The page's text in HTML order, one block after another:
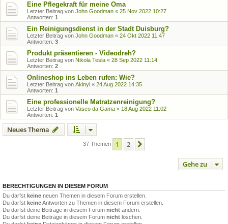
Eine Pflegekraft für meine Oma
Letzter Beitrag von John Goodman « 25 Nov 2022 10:27
Antworten: 1
Ein Reinigungsdienst in der Stadt Duisburg?
Letzter Beitrag von John Goodman « 24 Okt 2022 11:47
Antworten: 3
Produkt präsentieren - Videodreh?
Letzter Beitrag von Nikola Tesla « 28 Sep 2022 11:14
Antworten: 2
Onlineshop ins Leben rufen: Wie?
Letzter Beitrag von Akinyi « 24 Aug 2022 14:35
Antworten: 1
Eine professionelle Matratzenreinigung?
Letzter Beitrag von Vasco da Gama « 18 Aug 2022 11:02
Antworten: 1
Neues Thema
37 Themen 1 2
Gehe zu
BERECHTIGUNGEN IN DIESEM FORUM
Du darfst keine neuen Themen in diesem Forum erstellen.
Du darfst keineAntworten zu Themen in diesem Forum erstellen.
Du darfst deine Beiträge in diesem Forum nicht ändern.
Du darfst deine Beiträge in diesem Forum nicht löschen.